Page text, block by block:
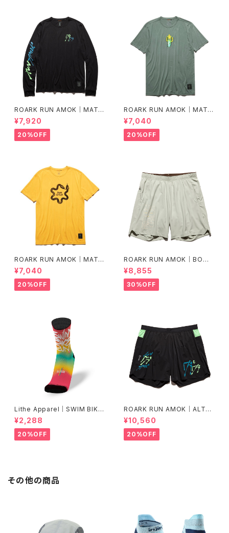
ROARK RUN AMOK｜MATHI
S LS col.BLACK FJORD
¥7,920
20%OFF
ROARK RUN AMOK｜MATHI
S CORE SS col.FOREST
¥7,040
20%OFF
ROARK RUN AMOK｜MATHI
S CORE SS col.SUNBURST
¥7,040
20%OFF
ROARK RUN AMOK｜BOM
MER 2.0 7" Col.CHAPARRA
L
¥8,855
30%OFF
Lithe Apparel｜SWIM BIKE
RUN [COLOR]
¥2,288
20%OFF
ROARK RUN AMOK｜ALTA
5" Col.BLACK FJORD
¥10,560
20%OFF
その他の商品